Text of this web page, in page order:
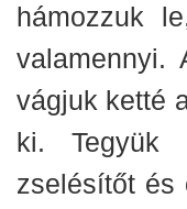
hámozzuk
valamennyi.
vágjuk ketté
ki. Tegyük
zselésítőt és